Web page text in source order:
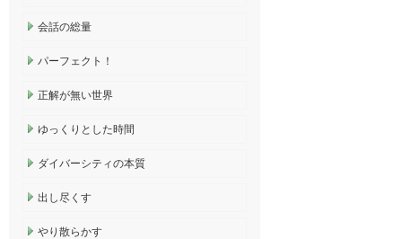
会話の総量
パーフェクト！
正解が無い世界
ゆっくりとした時間
ダイバーシティの本質
出し尽くす
やり散らかす